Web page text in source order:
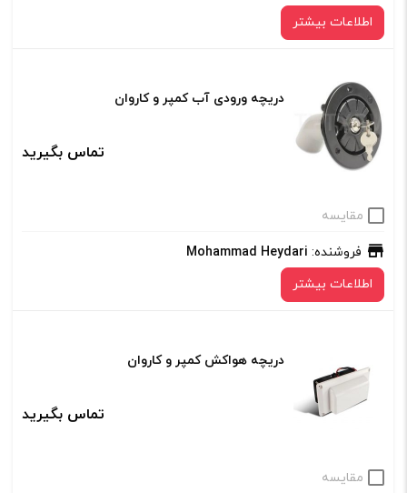
اطلاعات بیشتر
دریچه ورودی آب کمپر و کاروان
تماس بگیرید
مقایسه
فروشنده: Mohammad Heydari
اطلاعات بیشتر
دریچه هواکش کمپر و کاروان
تماس بگیرید
مقایسه